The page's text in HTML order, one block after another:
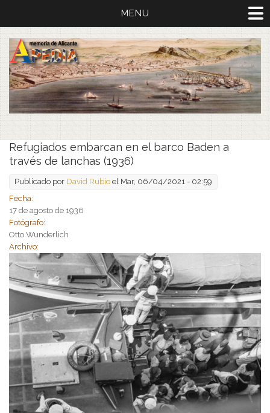
MENU
Refugiados embarcan en el barco Baden a
través de lanchas (1936)
Publicado por David Rubio el Mar, 06/04/2021 - 02:59
Fecha:
17 de agosto de 1936
Fotógrafo:
Otto Wunderlich
Archivo: